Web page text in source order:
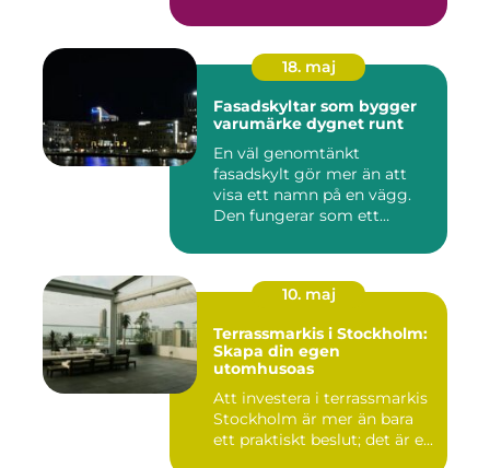
18. maj
Fasadskyltar som bygger
varumärke dygnet runt
En väl genomtänkt
fasadskylt gör mer än att
visa ett namn på en vägg.
Den fungerar som ett
10. maj
Terrassmarkis i Stockholm:
Skapa din egen
utomhusoas
Att investera i terrassmarkis
Stockholm är mer än bara
ett praktiskt beslut; det är e...